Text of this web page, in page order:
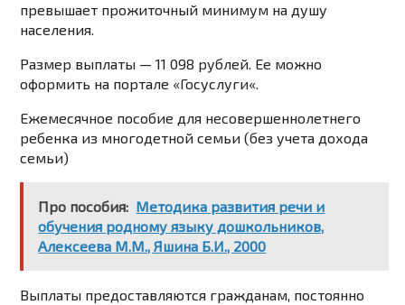
превышает прожиточный минимум на душу
населения.
Размер выплаты — 11 098 рублей. Ее можно
оформить на портале «Госуслуги«.
Ежемесячное пособие для несовершеннолетнего
ребенка из многодетной семьи (без учета дохода
семьи)
Про пособия: Методика развития речи и
обучения родному языку дошкольников,
Алексеева М.М., Яшина Б.И., 2000
Выплаты предоставляются гражданам, постоянно